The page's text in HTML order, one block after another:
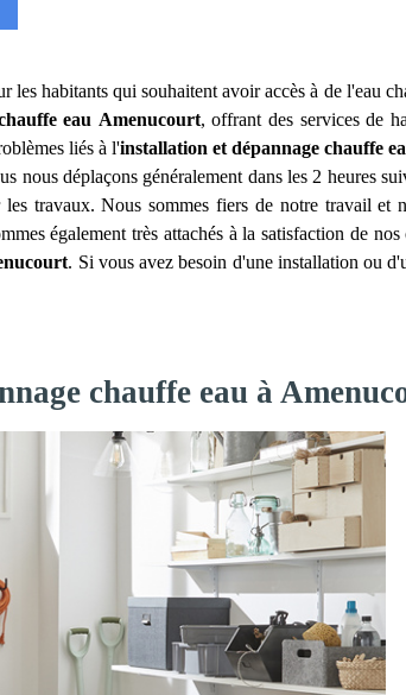
les habitants qui souhaitent avoir accès à de l'eau
eau Amenucourt, offrant des services de
liés à l'installation et dépannage chauffe
nous déplaçons généralement dans les 2 heures
travaux. Nous sommes fiers de notre travail et
également très attachés à la satisfaction de
. Si vous avez besoin d'une installation ou
chauffe eau à